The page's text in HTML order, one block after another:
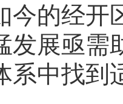
经开区
发展亟需
系中找到